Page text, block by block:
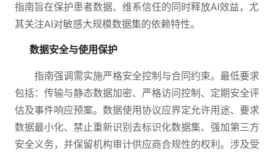
指南旨在保护患者数据、维系信任的同时释放AI效益，尤
其关注AI对敏感大规模数据集的依赖特性。
数据安全与使用保护
指南强调需实施严格安全控制与合同约束。最低要求
包括：传输与静态数据加密、严格访问控制、定期安全评
估及事件响应预案。数据使用协议应界定允许用途、要求
数据最小化、禁止重新识别去标识化数据集、强加第三方
安全义务，并保留机构审计供应商合规性的权利。涉及受